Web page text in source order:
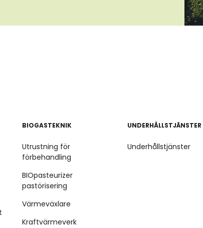
BIOGASTEKNIK
Utrustning för
förbehandling
BIOpasteurizer
pastörisering
Värmeväxlare
Kraftvärmeverk
UNDERHÅLLSTJÄNSTER
Underhållstjänster